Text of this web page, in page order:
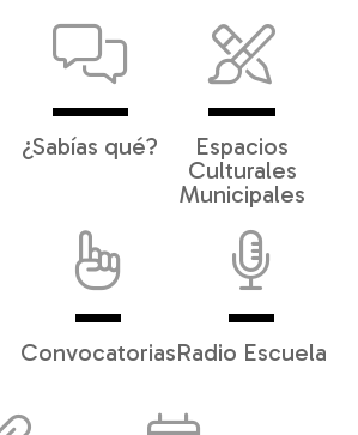
¿Sabías qué?
Espacios
Culturales
Municipales
ConvocatoriasRadio Escuela